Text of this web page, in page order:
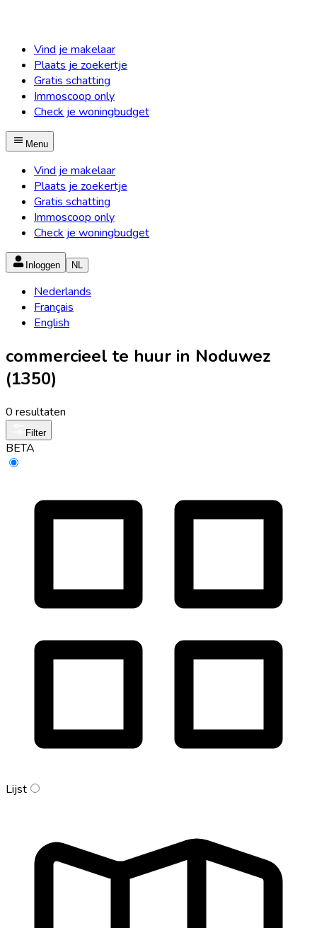
Vind je makelaar
Plaats je zoekertje
Gratis schatting
Immoscoop only
Check je woningbudget
Menu
Vind je makelaar
Plaats je zoekertje
Gratis schatting
Immoscoop only
Check je woningbudget
Inloggen NL
Nederlands
Français
English
commercieel te huur in Noduwez
(1350)
0 resultaten
Filter
BETA
Lijst